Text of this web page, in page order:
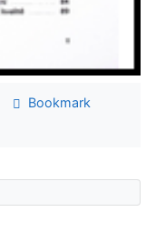
Bookmark